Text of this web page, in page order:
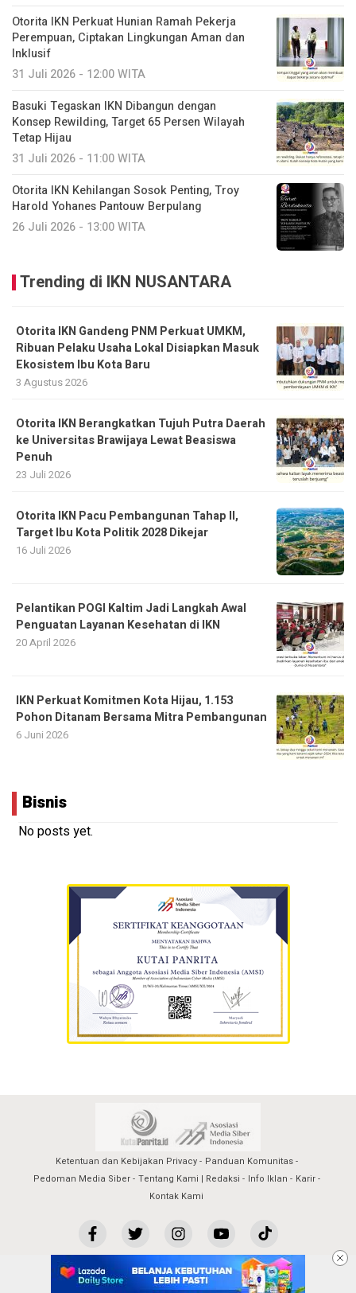
Otorita IKN Perkuat Hunian Ramah Pekerja
Perempuan, Ciptakan Lingkungan Aman dan
Inklusif
31 Juli 2026 - 12:00 WITA
Basuki Tegaskan IKN Dibangun dengan
Konsep Rewilding, Target 65 Persen Wilayah
Tetap Hijau
31 Juli 2026 - 11:00 WITA
Otorita IKN Kehilangan Sosok Penting, Troy
Harold Yohanes Pantouw Berpulang
26 Juli 2026 - 13:00 WITA
Trending di IKN NUSANTARA
Otorita IKN Gandeng PNM Perkuat UMKM,
Ribuan Pelaku Usaha Lokal Disiapkan Masuk
Ekosistem Ibu Kota Baru
3 Agustus 2026
Otorita IKN Berangkatkan Tujuh Putra Daerah
ke Universitas Brawijaya Lewat Beasiswa
Penuh
23 Juli 2026
Otorita IKN Pacu Pembangunan Tahap II,
Target Ibu Kota Politik 2028 Dikejar
16 Juli 2026
Pelantikan POGI Kaltim Jadi Langkah Awal
Penguatan Layanan Kesehatan di IKN
20 April 2026
IKN Perkuat Komitmen Kota Hijau, 1.153
Pohon Ditanam Bersama Mitra Pembangunan
6 Juni 2026
Bisnis
No posts yet.
Ketentuan dan Kebijakan Privacy
Panduan Komunitas
Pedoman Media Siber
Tentang Kami | Redaksi Info Iklan
Karir
Kontak Kami
kutaipanrita@2023